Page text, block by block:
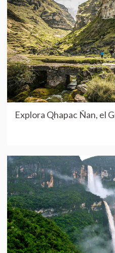
Explora Qhapac Ñan, el